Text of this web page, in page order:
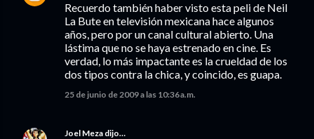
Recuerdo también haber visto esta peli de Neil
La Bute en televisión mexicana hace algunos
años, pero por un canal cultural abierto. Una
lástima que no se haya estrenado en cine. Es
verdad, lo más impactante es la crueldad de los
dos tipos contra la chica, y coincido, es guapa.
25 de junio de 2009 a las 10:36 a.m.
Joel Meza dijo…